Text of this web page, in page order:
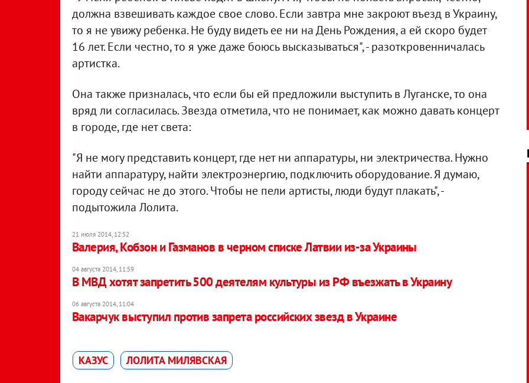
должна взвешивать каждое свое слово. Если завтра мне закроют въезд в Украину,
то я не увижу ребенка. Не буду видеть ее ни на День Рождения, а ей скоро будет
16 лет. Если честно, то я уже даже боюсь высказываться", - разоткровенничалась
артистка.
Она также призналась, что если бы ей предложили выступить в Луганске, то она
вряд ли согласилась. Звезда отметила, что не понимает, как можно давать концерт
в городе, где нет света:
"Я не могу представить концерт, где нет ни аппаратуры, ни электричества. Нужно
найти аппаратуру, найти электроэнергию, подключить оборудование. Я думаю,
городу сейчас не до этого. Чтобы не пели артисты, люди будут плакать", -
подытожила Лолита.
21 июля 2014, 12:52
Валерия, Кобзон и Газманов в черном списке Латвии из-за Украины
04 августа 2014, 11:59
В МВД хотят запретить 500 деятелям культуры из РФ въезжать в Украину
06 августа 2014, 11:04
Вакарчук выступил против запрета российских звезд в Украине
КАЗУС ЛОЛИТА МИЛЯВСКАЯ